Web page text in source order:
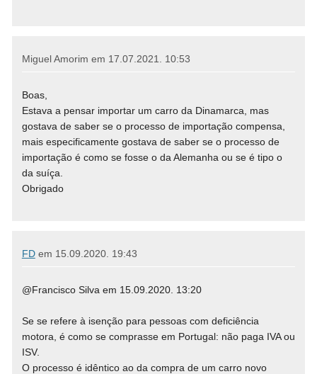
Miguel Amorim em 17.07.2021. 10:53
Boas,
Estava a pensar importar um carro da Dinamarca, mas
gostava de saber se o processo de importação compensa,
mais especificamente gostava de saber se o processo de
importação é como se fosse o da Alemanha ou se é tipo o
da suíça.
Obrigado
FDem 15.09.2020. 19:43
@Francisco Silva em 15.09.2020. 13:20
Se se refere à isenção para pessoas com deficiência
motora, é como se comprasse em Portugal: não paga IVA ou
ISV.
O processo é idêntico ao da compra de um carro novo